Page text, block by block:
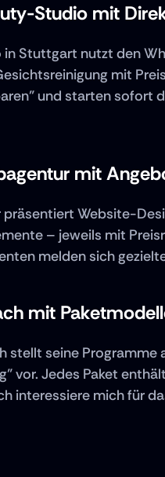
Studio mit
in Stuttgart nutzt den
mit
und starten sofort
mit
präsentiert Website-
– jeweils mit
melden sich
mit
stellt seine Programme
vor. Jedes Paket
interessiere mich für